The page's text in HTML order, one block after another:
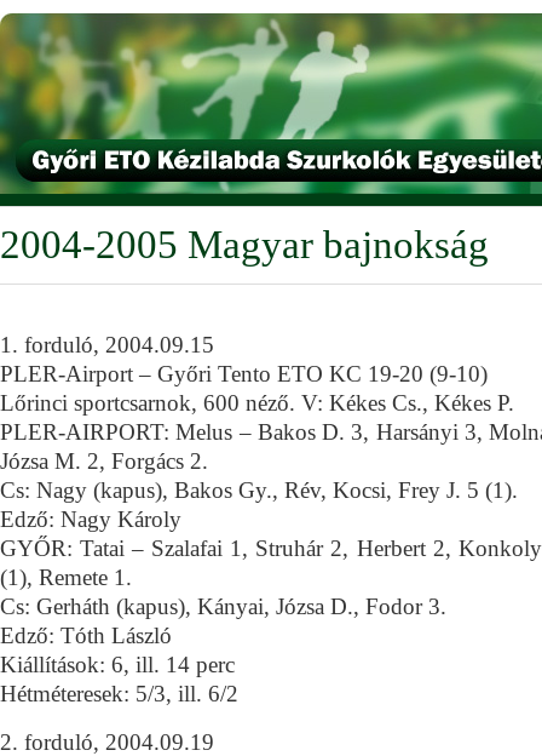
2004-2005 Magyar bajnokság
1. forduló, 2004.09.15
PLER-Airport – Győri Tento ETO KC 19-20 (9-10)
Lőrinci sportcsarnok, 600 néző. V: Kékes Cs., Kékes P.
PLER-AIRPORT: Melus – Bakos D. 3, Harsányi 3,
Józsa M. 2, Forgács 2.
Cs: Nagy (kapus), Bakos Gy., Rév, Kocsi, Frey J. 5 (1).
Edző: Nagy Károly
GYŐR: Tatai – Szalafai 1, Struhár 2, Herbert 2,
(1), Remete 1.
Cs: Gerháth (kapus), Kányai, Józsa D., Fodor 3.
Edző: Tóth László
Kiállítások: 6, ill. 14 perc
Hétméteresek: 5/3, ill. 6/2
2. forduló, 2004.09.19